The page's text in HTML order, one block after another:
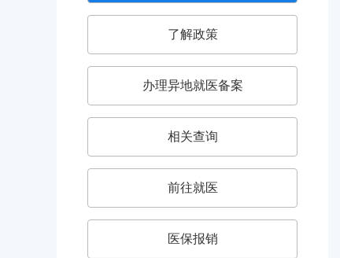
了解政策
办理异地就医备案
相关查询
前往就医
医保报销